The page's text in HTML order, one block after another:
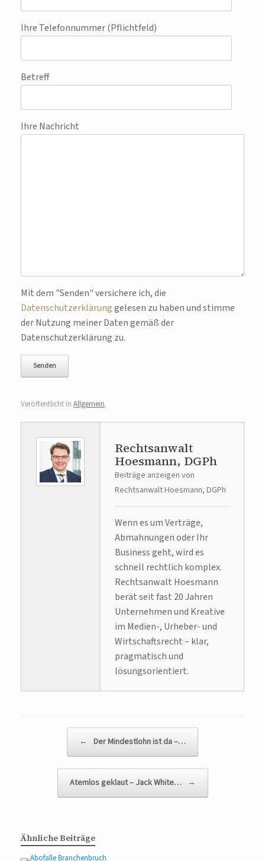
Ihre Telefonnummer (Pflichtfeld)
Betreff
Ihre Nachricht
Bitte lasse dieses Feld leer.
Mit dem "Senden" versichere ich, die
Datenschutzerklärunggelesen zu haben und stimme
der Nutzung meiner Daten gemäß der
Datenschutzerklärung zu.
Veröffentlicht in Allgemein.
Rechtsanwalt
Hoesmann, DGPh
Beiträge anzeigen von
Rechtsanwalt Hoesmann, DGPh
Wenn es um Verträge,
Abmahnungen oder Ihr
Business geht, wird es
schnell rechtlich komplex.
Rechtsanwalt Hoesmann
berät seit fast 20 Jahren
Unternehmen und Kreative
im Medien-, Urheber- und
Wirtschaftsrecht – klar,
pragmatisch und
lösungsorientiert.
← Der Mindestlohn ist da –…
Atemlos geklaut – Jack White… →
Ähnliche Beiträge